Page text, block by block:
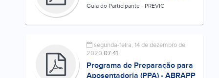
Guia do Participante - PREVIC
segunda-feira, 14 de dezembro de
202007:41
Programa de Preparação para
Aposentadoria (PPA) - ABRAPP